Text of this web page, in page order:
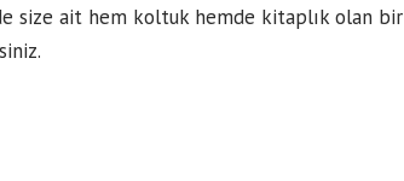
size ait hem koltuk hemde kitaplık olan bir